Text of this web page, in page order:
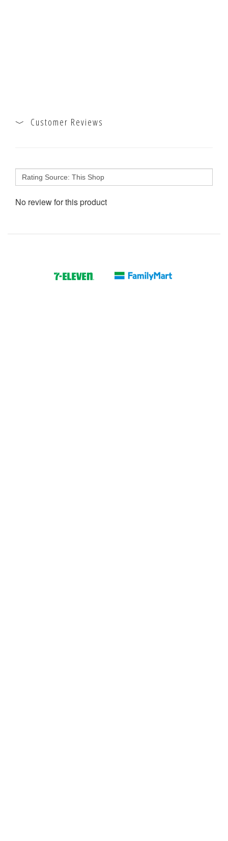
Customer Reviews
No review for this product